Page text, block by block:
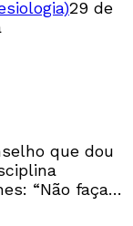
29 de
que dou
“Não façam